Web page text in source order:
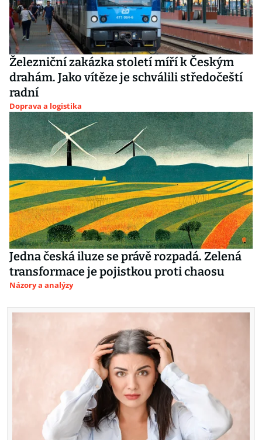
Železniční zakázka století míří k Českým
drahám. Jako vítěze je schválili středočeští
radní
Doprava a logistika
Jedna česká iluze se právě rozpadá. Zelená
transformace je pojistkou proti chaosu
Názory a analýzy